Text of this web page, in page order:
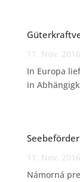
11. Nov. 2016
In Europa
in
11. Nov. 2016
Námorná